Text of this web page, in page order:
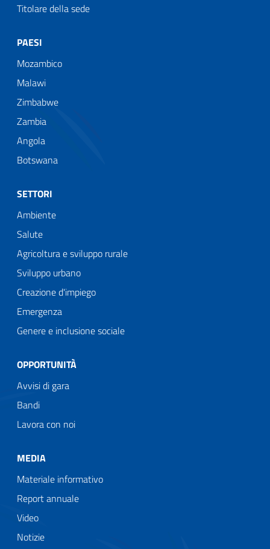
Titolare della sede
PAESI
Mozambico
Malawi
Zimbabwe
Zambia
Angola
Botswana
SETTORI
Ambiente
Salute
Agricoltura e sviluppo rurale
Sviluppo urbano
Creazione d'impiego
Emergenza
Genere e inclusione sociale
OPPORTUNITÀ
Avvisi di gara
Bandi
Lavora con noi
MEDIA
Materiale informativo
Report annuale
Video
Notizie